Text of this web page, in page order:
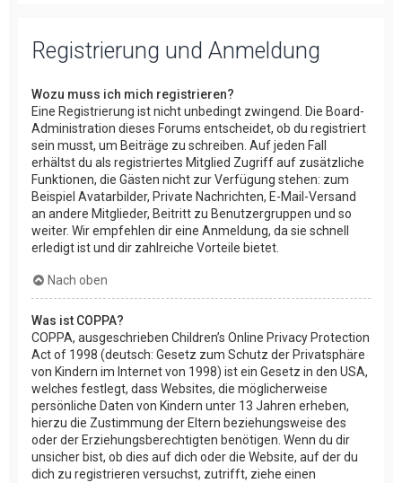
Registrierung und Anmeldung
Wozu muss ich mich registrieren?
Eine Registrierung ist nicht unbedingt zwingend. Die Board-
Administration dieses Forums entscheidet, ob du registriert
sein musst, um Beiträge zu schreiben. Auf jeden Fall
erhältst du als registriertes Mitglied Zugriff auf zusätzliche
Funktionen, die Gästen nicht zur Verfügung stehen: zum
Beispiel Avatarbilder, Private Nachrichten, E-Mail-Versand
an andere Mitglieder, Beitritt zu Benutzergruppen und so
weiter. Wir empfehlen dir eine Anmeldung, da sie schnell
erledigt ist und dir zahlreiche Vorteile bietet.
Nach oben
Was ist COPPA?
COPPA, ausgeschrieben Children’s Online Privacy Protection
Act of 1998 (deutsch: Gesetz zum Schutz der Privatsphäre
von Kindern im Internet von 1998) ist ein Gesetz in den USA,
welches festlegt, dass Websites, die möglicherweise
persönliche Daten von Kindern unter 13 Jahren erheben,
hierzu die Zustimmung der Eltern beziehungsweise des
oder der Erziehungsberechtigten benötigen. Wenn du dir
unsicher bist, ob dies auf dich oder die Website, auf der du
dich zu registrieren versuchst, zutrifft, ziehe einen